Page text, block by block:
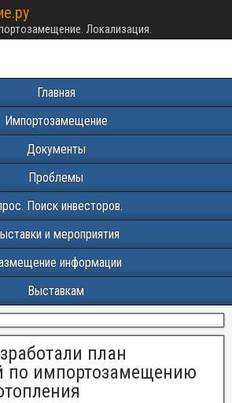
Локализация.
Главная
Импортозамещение
Документы
Проблемы
Поиск инвесторов.
и мероприятия
информации
Выставкам
план
по импортозамещению